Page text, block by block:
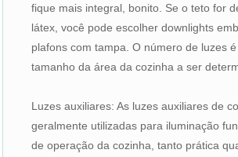
fique mais integral, bonito. Se o teto for
látex, você pode escolher downlights
plafons com tampa. O número de luzes
tamanho da área da cozinha a ser
Luzes auxiliares: As luzes auxiliares de
geralmente utilizadas para iluminação
de operação da cozinha, tanto prática